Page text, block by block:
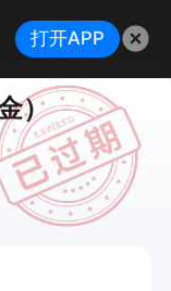
）
打开APP